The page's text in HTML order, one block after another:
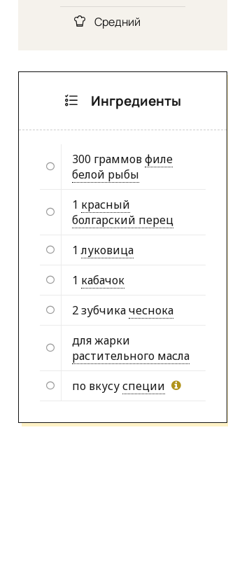
Средний
Ингредиенты
300 граммовфиле
белой рыбы
1 красный
болгарский перец
1 луковица
1 кабачок
2 зубчикачеснока
для жарки
растительного масла
по вкусуспеции